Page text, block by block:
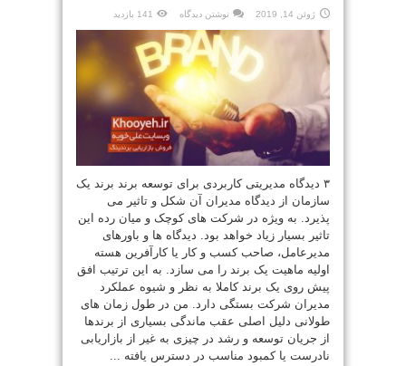
ژوئن 14, 2019 نوشتن دیدگاه 141 بازدید
۳ دیدگاه مدیریتی کاربردی برای توسعه برند برند یک
سازمان از دیدگاه مدیران آن شکل و تاثیر می
پذیرد. به ویژه در شرکت های کوچک و میان رده این
تاثیر بسیار زیاد خواهد بود. دیدگاه ها و باورهای
مدیرعامل، صاحب کسب و کار یا کارآفرین هسته
اولیه ماهیت یک برند را می سازد. به این ترتیب افق
پیش روی یک برند کاملا به نظر و شیوه عملکرد
مدیران شرکت بستگی دارد. من در طول زمان های
طولانی دلیل اصلی عقب ماندگی بسیاری از برندها
از جریان توسعه و رشد در چیزی به غیر از بازاریابی
نادرست یا کمبود مناسب در دسترس یافته ...